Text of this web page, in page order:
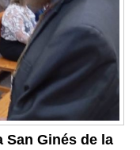
San Ginés de la